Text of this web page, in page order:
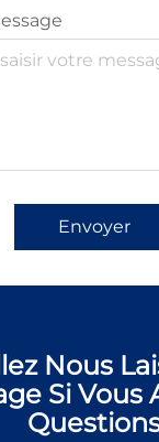
Envoyer
Nous
Si Vous